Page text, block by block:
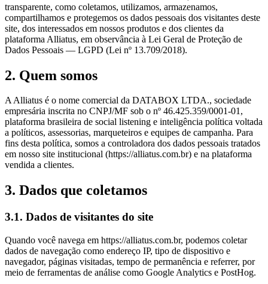
transparente, como coletamos, utilizamos, armazenamos,
compartilhamos e protegemos os dados pessoais dos visitantes deste
site, dos interessados em nossos produtos e dos clientes da
plataforma Alliatus, em observância à Lei Geral de Proteção de
Dados Pessoais — LGPD (Lei nº 13.709/2018).
2. Quem somos
A Alliatus é o nome comercial da DATABOX LTDA., sociedade
empresária inscrita no CNPJ/MF sob o nº 46.425.359/0001-01,
plataforma brasileira de social listening e inteligência política voltada
a políticos, assessorias, marqueteiros e equipes de campanha. Para
fins desta política, somos a controladora dos dados pessoais tratados
em nosso site institucional (https://alliatus.com.br) e na plataforma
vendida a clientes.
3. Dados que coletamos
3.1. Dados de visitantes do site
Quando você navega em https://alliatus.com.br, podemos coletar
dados de navegação como endereço IP, tipo de dispositivo e
navegador, páginas visitadas, tempo de permanência e referrer, por
meio de ferramentas de análise como Google Analytics e PostHog.